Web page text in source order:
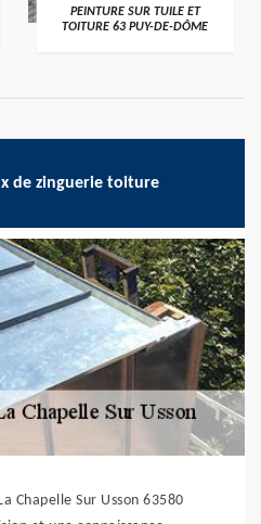
PEINTURE SUR TUILE ET
TOITURE 63 PUY-DE-DÔME
de zinguerie toiture
Chapelle Sur Usson 63580